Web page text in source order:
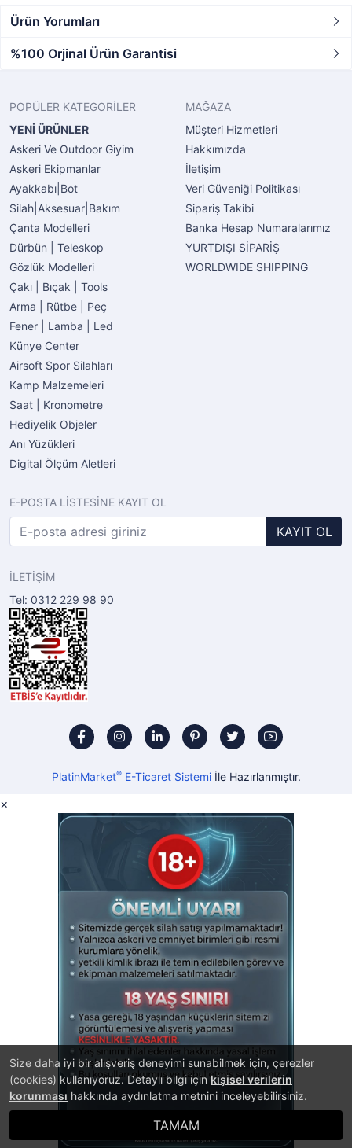
Size daha iyi bir alışveriş deneyimi sunabilmek için, çerezler
(cookies) kullanıyoruz. Detaylı bilgi için kişisel verilerin
korunması hakkında aydınlatma metnini inceleyebilirsiniz.
TAMAM
Ürün Yorumları
%100 Orjinal Ürün Garantisi
POPÜLER KATEGORİLER
YENİ ÜRÜNLER
Askeri Ve Outdoor Giyim
Askeri Ekipmanlar
Ayakkabı|Bot
Silah|Aksesuar|Bakım
Çanta Modelleri
Dürbün | Teleskop
Gözlük Modelleri
Çakı | Bıçak | Tools
Arma | Rütbe | Peç
Fener | Lamba | Led
Künye Center
Airsoft Spor Silahları
Kamp Malzemeleri
Saat | Kronometre
Hediyelik Objeler
Anı Yüzükleri
Digital Ölçüm Aletleri
MAĞAZA
Müşteri Hizmetleri
Hakkımızda
İletişim
Veri Güveniği Politikası
Sipariş Takibi
Banka Hesap Numaralarımız
YURTDIŞI SİPARİŞ
WORLDWIDE SHIPPING
E-POSTA LİSTESİNE KAYIT OL
KAYIT OL
İLETİŞİM
Tel: 0312 229 98 90
PlatinMarket®E-Ticaret Sistemiİle Hazırlanmıştır.
×